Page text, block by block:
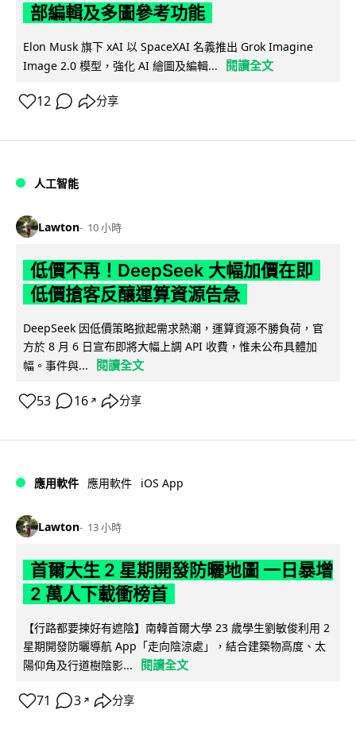
部編輯及多圖參考功能
Elon Musk 旗下 xAI 以 SpaceXAI 名義推出 Grok Imagine
Image 2.0 模型，強化 AI 繪圖及編輯...
閱讀全文
12 分享
人工智能
Lawton 10 小時
低價不再！DeepSeek 大幅加價在即
低價搶客反釀運算資源告急
DeepSeek 因低價策略掀起需求熱潮，運算資源不勝負荷，官
方於 8 月 6 日宣布即將大幅上調 API 收費，惟未公布具體加
幅。事件與...
閱讀全文
53 16 ↗ 分享
應用軟件 應用軟件 iOS App
Lawton 13 小時
首爾大生 2 星期開發防曬地圖 一日暴增
2 萬人下載衝榜首
【行路都要揀好有遮陰】南韓首爾大學 23 歲學生劉敏俊利用 2
星期開發防曬導航 App「走向陰涼處」，結合建築物高度、太
陽仰角及行道樹陰影...
閱讀全文
71 3 ↗ 分享